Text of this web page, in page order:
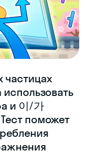
частицах
использовать
и 이/가
поможет